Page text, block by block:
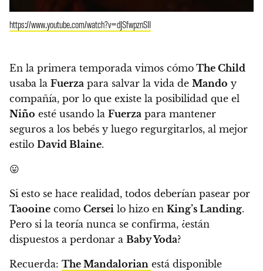
https://www.youtube.com/watch?v=dJSfwpznSII
En la primera temporada vimos cómo The Child
usaba la Fuerza para salvar la vida de Mando y
compañía, por lo que existe la posibilidad que el
Niño esté usando la Fuerza para mantener
seguros a los bebés y luego regurgitarlos, al mejor
estilo David Blaine.
😛
Si esto se hace realidad, todos deberían pasear por
Taooine como Cersei lo hizo en King’s Landing.
Pero si la teoría nunca se confirma, ¿están
dispuestos a perdonar a Baby Yoda?
Recuerda: The Mandalorian está disponible